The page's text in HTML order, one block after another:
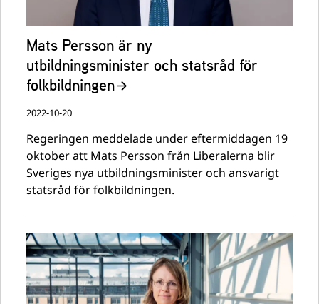
Mats Persson är ny
utbildningsminister och statsråd för
folkbildningen
2022-10-20
Regeringen meddelade under eftermiddagen 19
oktober att Mats Persson från Liberalerna blir
Sveriges nya utbildningsminister och ansvarigt
statsråd för folkbildningen.